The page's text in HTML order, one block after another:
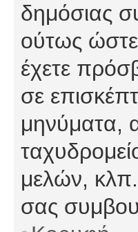
δημόσιας
ούτως
έχετε
σε
μηνύματα,
μελών,
σας